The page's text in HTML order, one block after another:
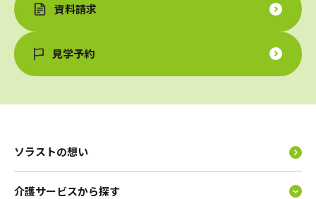
資料請求
見学予約
ソラストの想い
介護サービスから探す